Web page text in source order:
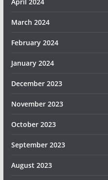
March 2024
February 2024
January 2024
December 2023
November 2023
October 2023
September 2023
August 2023